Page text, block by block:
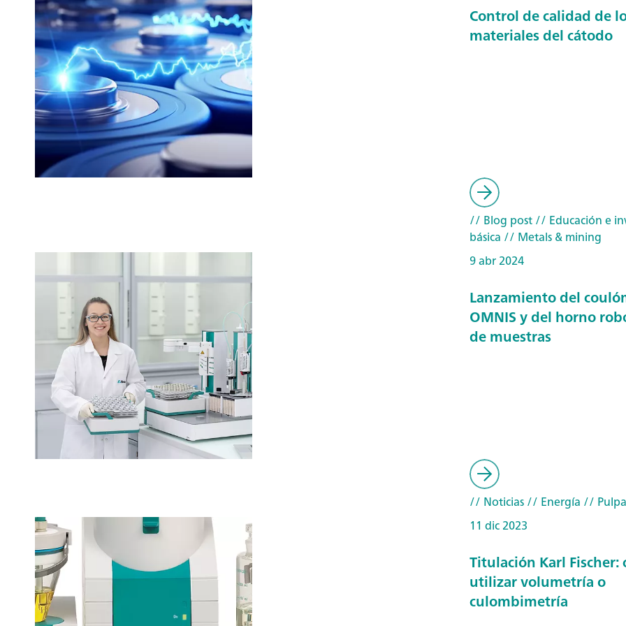
Control de calidad de
materiales del cátodo
// Blog post// Educación e
básica // Metals & mining
9 abr 2024
Lanzamiento del
OMNIS y del horno
de muestras
// Noticias// Energía //
11 dic 2023
Titulación Karl Fischer:
utilizar volumetría o
culombimetría